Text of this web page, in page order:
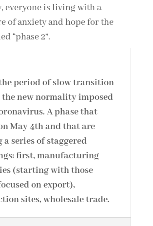
everyone is living with a
of anxiety and hope for the
“phase 2”.
period of slow transition
new normality imposed
A phase that
May 4th and that are
series of staggered
first, manufacturing
(starting with those
on export),
sites, wholesale trade.